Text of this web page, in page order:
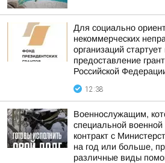
Для социально
некоммерческих
организаций
предоставление
Российской
12:38
Военнослужащим,
специальной
контракт с
на год или больше,
различные виды